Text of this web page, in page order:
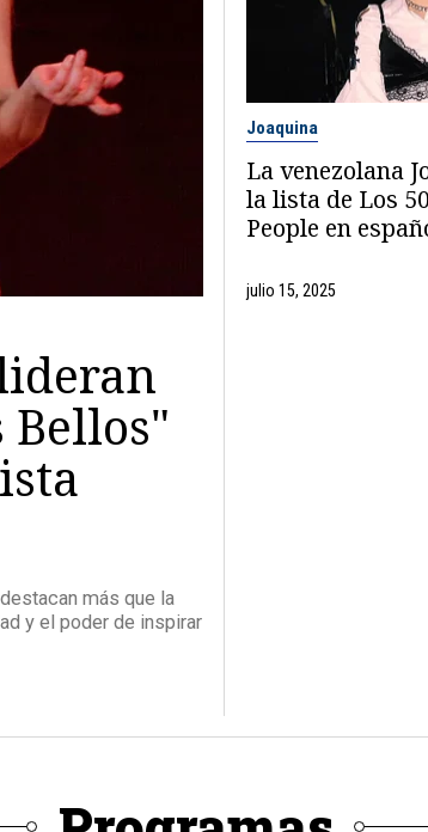
Bellos"
más que la
y el poder de inspirar
Joaquina
La venezolana
la lista de Los
People en
julio 15, 2025